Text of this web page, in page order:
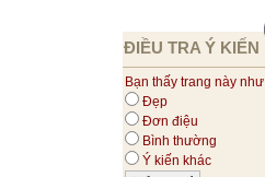
ĐIỀU TRA Ý KIẾN
Bạn thấy trang này
Đẹp
Đơn điệu
Bình thường
Ý kiến khác